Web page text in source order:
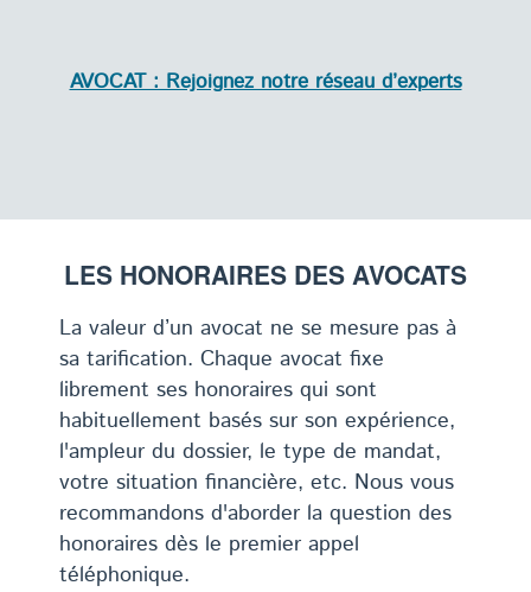
AVOCAT : Rejoignez notre réseau d’experts
LES HONORAIRES DES AVOCATS
La valeur d’un avocat ne se mesure pas à
sa tarification. Chaque avocat fixe
librement ses honoraires qui sont
habituellement basés sur son expérience,
l'ampleur du dossier, le type de mandat,
votre situation financière, etc. Nous vous
recommandons d'aborder la question des
honoraires dès le premier appel
téléphonique.